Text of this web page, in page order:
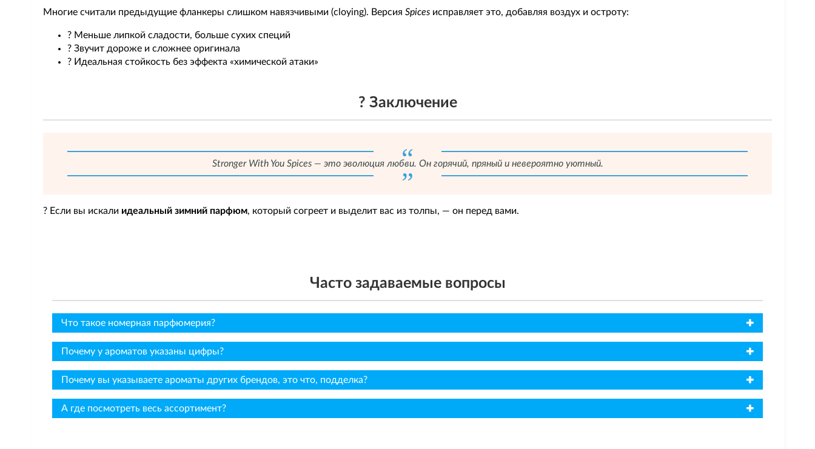
Многие считали предыдущие фланкеры слишком навязчивыми (cloying). Версия Spices исправляет это, добавляя воздух и остроту:
? Меньше липкой сладости, больше сухих специй
? Звучит дороже и сложнее оригинала
? Идеальная стойкость без эффекта «химической атаки»
? Заключение
Stronger With You Spices — это эволюция любви. Он горячий, пряный и невероятно уютный.
? Если вы искали идеальный зимний парфюм, который согреет и выделит вас из толпы, — он перед вами.
Часто задаваемые вопросы
✖
Что такое номерная парфюмерия?
✖
Почему у ароматов указаны цифры?
✖
Почему вы указываете ароматы других брендов, это что, подделка?
✖
А где посмотреть весь ассортимент?